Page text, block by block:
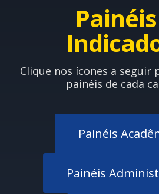
Clique nos ícones a seguir
painéis de cada
Painéis
Painéis